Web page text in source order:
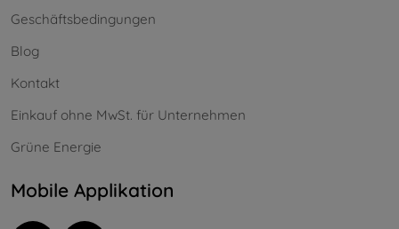
Geschäftsbedingungen
Blog
Kontakt
Einkauf ohne MwSt. für Unternehmen
Grüne Energie
Mobile Applikation